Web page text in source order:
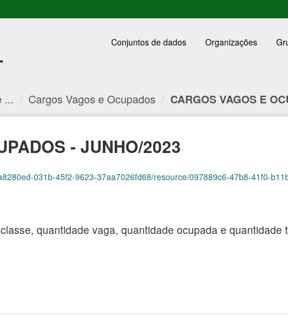
Conjuntos de dados Organizações
... Cargos Vagos e Ocupados CARGOS VAGOS E
- JUNHO/2023
031b-45f2-9623-37aa7026fd68/resource/097889c6-47b8-41f0-b11b-
quantidade vaga, quantidade ocupada e quantidade